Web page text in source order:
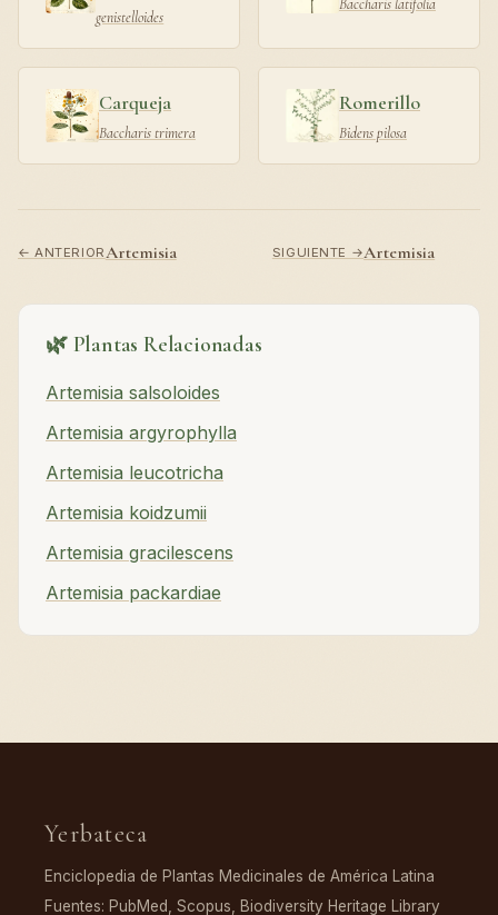
genistelloides
Baccharis latifolia
Carqueja
Baccharis trimera
Romerillo
Bidens pilosa
← ANTERIORArtemisia SIGUIENTE →Artemisia
🌿 Plantas Relacionadas
Artemisia salsoloides
Artemisia argyrophylla
Artemisia leucotricha
Artemisia koidzumii
Artemisia gracilescens
Artemisia packardiae
Yerbateca
Enciclopedia de Plantas Medicinales de América Latina
Fuentes: PubMed, Scopus, Biodiversity Heritage Library